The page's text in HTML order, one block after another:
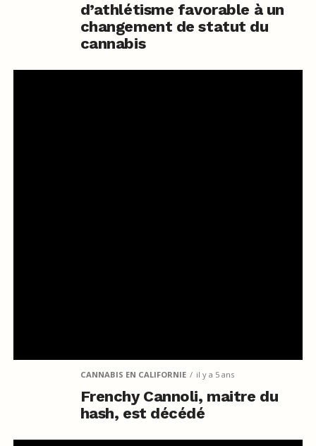
d’athlétisme favorable à un
changement de statut du
cannabis
CANNABIS EN CALIFORNIE il y a 5 ans
Frenchy Cannoli, maitre du
hash, est décédé